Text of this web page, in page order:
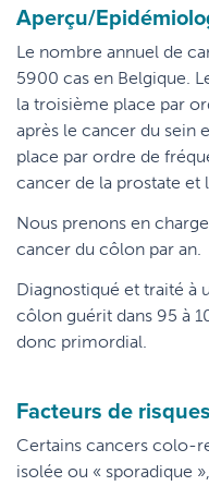
Aperçu/
Le nombre annuel de
5900 cas en Belgique.
la troisième place par
après le cancer du sein
place par ordre de
cancer de la prostate et
Nous prenons en
cancer du côlon par an.
Diagnostiqué et traité à
côlon guérit dans 95 à
donc primordial.
Facteurs de risques
Certains cancers colo-
isolée ou « sporadique